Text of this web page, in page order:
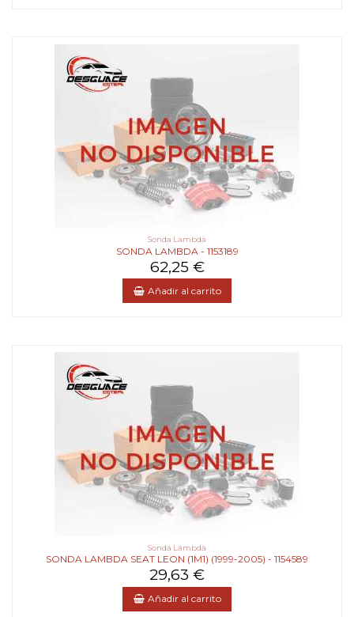
Sonda Lambda
SONDA LAMBDA - 1153189
62,25 €
Añadir al carrito
Sonda Lambda
SONDA LAMBDA SEAT LEON (1M1) (1999-2005) - 1154589
29,63 €
Añadir al carrito